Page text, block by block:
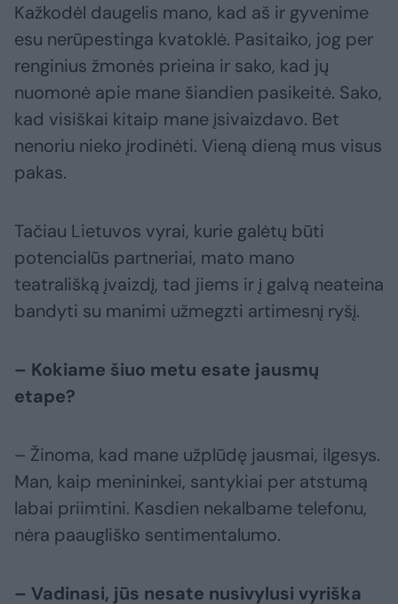
Kažkodėl daugelis mano, kad aš ir gyvenime
esu nerūpestinga kvatoklė. Pasitaiko, jog per
renginius žmonės prieina ir sako, kad jų
nuomonė apie mane šiandien pasikeitė. Sako,
kad visiškai kitaip mane įsivaizdavo. Bet
nenoriu nieko įrodinėti. Vieną dieną mus visus
pakas.
Tačiau Lietuvos vyrai, kurie galėtų būti
potencialūs partneriai, mato mano
teatrališką įvaizdį, tad jiems ir į galvą neateina
bandyti su manimi užmegzti artimesnį ryšį.
– Kokiame šiuo metu esate jausmų
etape?
– Žinoma, kad mane užplūdę jausmai, ilgesys.
Man, kaip menininkei, santykiai per atstumą
labai priimtini. Kasdien nekalbame telefonu,
nėra paaugliško sentimentalumo.
– Vadinasi, jūs nesate nusivylusi vyriška